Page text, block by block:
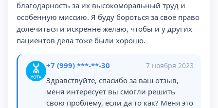
благодарность за их высокоморальный труд и
особенную миссию. Я буду бороться за своё право
долечиться и искренне желаю, чтобы и у других
пациентов дела тоже были хорошо.
+7 (999) ***-**-30 7 ноября 2023
Здравствуйте, спасибо за ваш отзыв,
меня интересует вы смогли решить
свою проблему, если да то как? Меня это